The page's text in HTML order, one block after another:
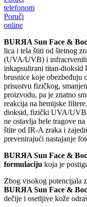
telefonom
Poruči
online
BURЯA Sun Face &
lica i tela štiti od štetnog
(UVA/UVB) i infracrvenih
inkapsulirani titan-dioksid
brusnice koje obezbeđuju
prisustvu fizičkog,
proizvodu, pa je znatno
reakcija na hemijske
dioksid, fizički UVA/UVB
ne ostavlja bele tragove
štite od IR-A zraka i
prevenirajući nastajanje
BURЯA Sun Face &
formulaciju koja je
Zbog visokog potencijala
BURЯA Sun Face &
dečije i osetljive kože